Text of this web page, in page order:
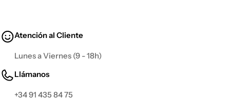
Atención al Cliente
Lunes a Viernes (9 - 18h)
Llámanos
+34 91 435 84 75